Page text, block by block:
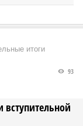
итоги
вступительной
93